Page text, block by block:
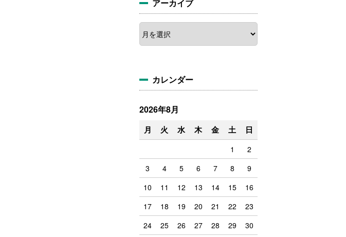
アーカイブ
ア
ー
カ
カレンダー
2026年8月
月 火 水 木 金 土 日
1
2
3
4 5 6 7 8
9
10
11 12 13 14 15
16
17
18 19 20 21 22
23
24
25 26 27 28 29
30